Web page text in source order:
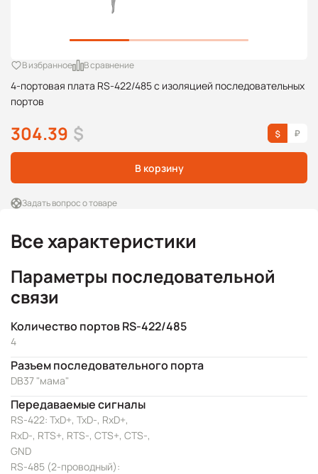
4-портовая плата RS-422/485 с изоляцией последовательных
портов
В избранное В сравнение
304.39 $
В корзину
Задать вопрос о товаре
Все характеристики
Параметры последовательной
связи
Количество портов RS-422/485
4
Разъем последовательного порта
DB37 "мама"
Передаваемые сигналы
RS-422: TxD+, TxD-, RxD+,
RxD-, RTS+, RTS-, CTS+, CTS-,
GND
RS-485 (2-проводный):